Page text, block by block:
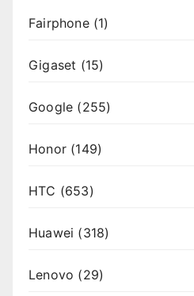
Fairphone(1)
Gigaset (15)
Google (255)
Honor (149)
HTC (653)
Huawei (318)
Lenovo (29)